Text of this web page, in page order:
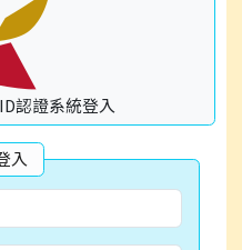
認證系統登入
入